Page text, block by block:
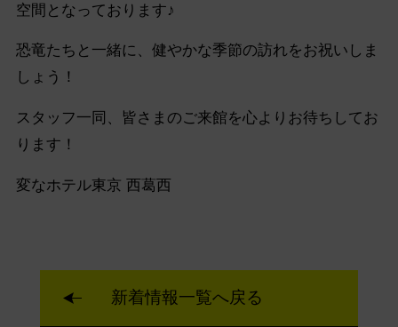
空間となっております♪
恐竜たちと一緒に、健やかな季節の訪れをお祝いしま
しょう！
スタッフ一同、皆さまのご来館を心よりお待ちしてお
ります！
変なホテル東京 西葛西
新着情報一覧へ戻る